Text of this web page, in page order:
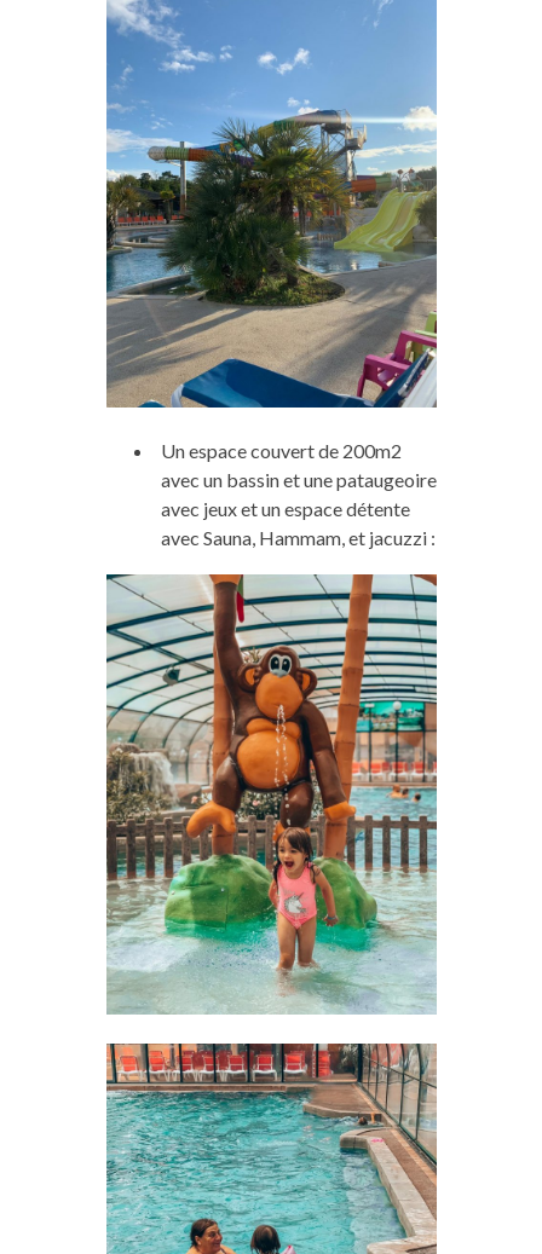
Un espace couvert de 200m2
avec un bassin et une pataugeoire
avec jeux et un espace détente
avec Sauna, Hammam, et jacuzzi :